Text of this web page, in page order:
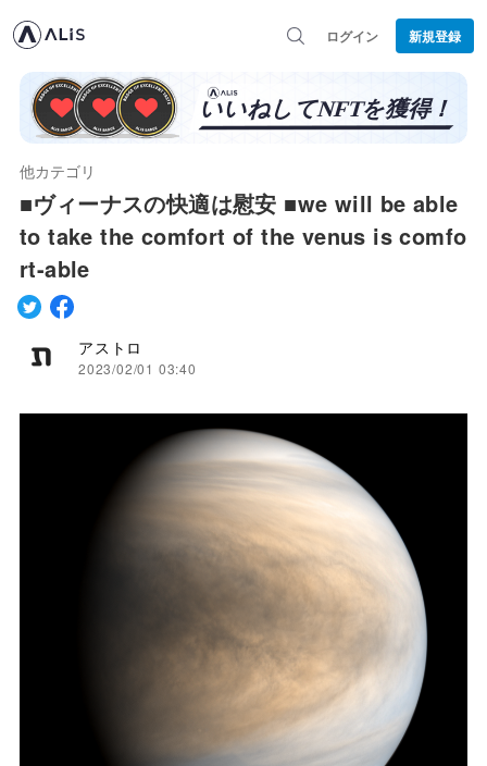
ログイン 新規登録
他カテゴリ
■ヴィーナスの快適は慰安 ■we will be able
to take the comfort of the venus is comfo
rt-able
アストロ
2023/02/01 03:40